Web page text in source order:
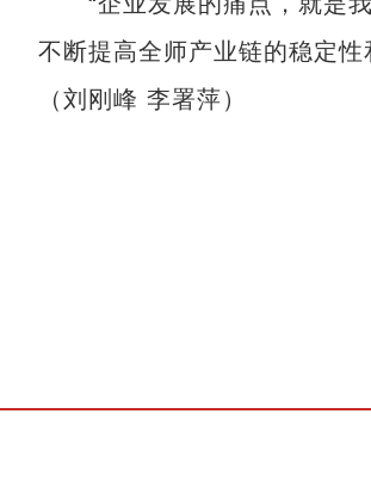
不断提高全师产业链的稳定性
（刘刚峰 李署萍）